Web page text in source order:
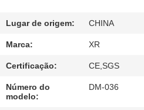
QUALIDADE
CONTACTE-
NOS
Lugar de origem: CHINA
Marca: XR
Certificação: CE,SGS
Número do
modelo:
DM-036